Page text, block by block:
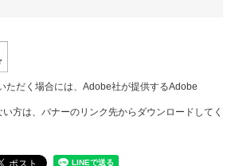
ただく場合には、Adobe社が提供するAdobe
方は、バナーのリンク先からダウンロードしてく